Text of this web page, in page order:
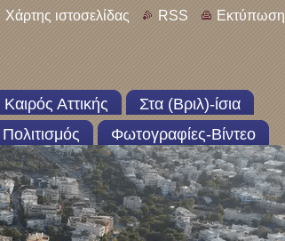
Χάρτης ιστοσελίδας RSS Εκτύπωση
Καιρός Αττικής
Στα (Βριλ)-ίσια
Πολιτισμός Φωτογραφίες-Βίντεο